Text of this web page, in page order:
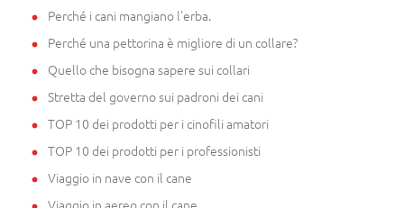
Perché i cani mangiano l'erba.
Perché una pettorina è migliore di un collare?
Quello che bisogna sapere sui collari
Stretta del governo sui padroni dei cani
TOP 10 dei prodotti per i cinofili amatori
TOP 10 dei prodotti per i professionisti
Viaggio in nave con il cane
Viaggio in aereo con il cane